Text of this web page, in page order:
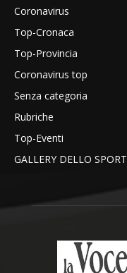
Coronavirus
Top-Cronaca
Top-Provincia
Coronavirus top
Senza categoria
Rubriche
Top-Eventi
GALLERY DELLO SPORT